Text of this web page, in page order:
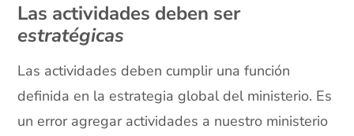
Las actividades deben ser
estratégicas
Las actividades deben cumplir una función
definida en la estrategia global del ministerio. Es
un error agregar actividades a nuestro ministerio